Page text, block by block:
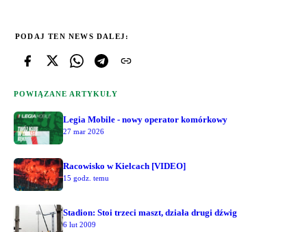
PODAJ TEN NEWS DALEJ:
POWIĄZANE ARTYKUŁY
Legia Mobile - nowy operator komórkowy
27 mar 2026
Racowisko w Kielcach [VIDEO]
15 godz. temu
Stadion: Stoi trzeci maszt, działa drugi dźwig
6 lut 2009